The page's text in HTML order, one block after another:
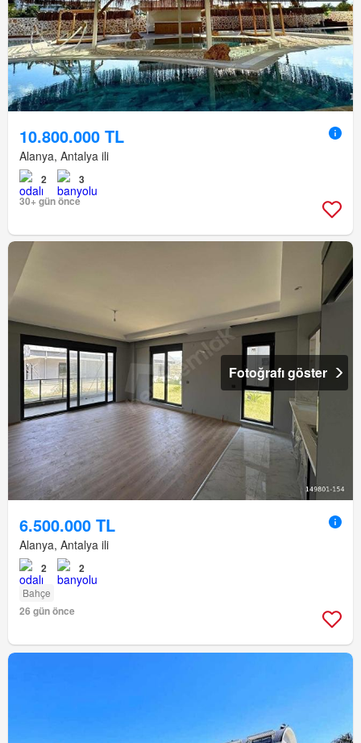
10.800.000 TL
Alanya, Antalya ili
2
3
30+ gün önce
Fotoğrafı göster
6.500.000 TL
Alanya, Antalya ili
2 2
Bahçe
26 gün önce